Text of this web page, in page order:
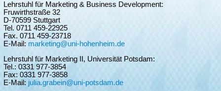
Lehrstuhl für Marketing & Business Development:
Fruwirthstraße 32
D-70599 Stuttgart
Tel. 0711 459-22925
Fax. 0711 459-23718
E-Mail: marketing@uni-hohenheim.de
Lehrstuhl für Marketing II, Universität Potsdam:
Tel.: 0331 977-3854
Fax: 0331 977-3858
E-Mail: julia.grabein@uni-potsdam.de